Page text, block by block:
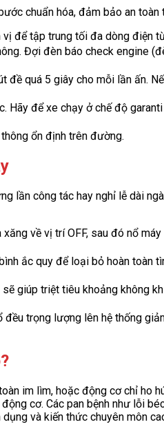
chuẩn hóa, đảm bảo an
để tập trung tối đa dòng điện
Đợi đèn báo check engine
quá 5 giây cho mỗi lần ấn.
để xe chạy ở chế độ
ổn định trên đường.
lần công tác hay nghỉ lễ dài
về vị trí OFF, sau đó nổ
ắc quy để loại bỏ hoàn toàn
giúp triệt tiêu khoảng không
trọng lượng lên hệ thống
im lìm, hoặc động cơ chỉ ho
cơ. Các pan bệnh như lỗi
và kiến thức chuyên môn